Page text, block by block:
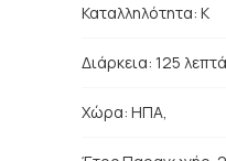
Καταλληλότητα: Κ
Διάρκεια: 125 λεπτά
Χώρα: ΗΠΑ,